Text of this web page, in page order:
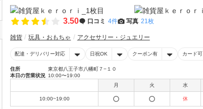
3.50 口コミ 4件 写真 21枚
雑貨 玩具・おもちゃ アクセサリー・ジュエリー
配達・デリバリー対応 日祝OK クーポン有 カード可
住所
東京都八王子市八幡町７−１０
本日の営業状況 10:00〜19:00
月
火 水
10:00~19:00 休